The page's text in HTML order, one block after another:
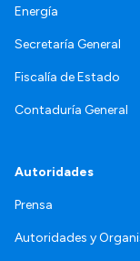
Energía
Secretaría General
Fiscalía de Estado
Contaduría General
Autoridades
Prensa
Autoridades y